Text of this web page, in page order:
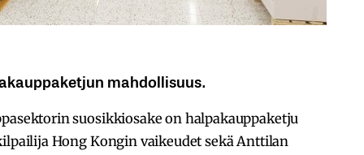
mahdollisuus.
suosikkiosake on halpakauppaketju
Hong Kongin vaikeudet sekä Anttilan